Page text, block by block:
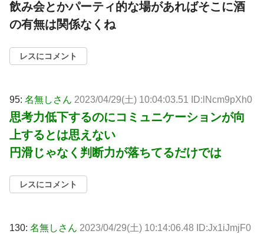
飲み会とかパーティ的な場があればそこに酒
の有無は関係なくね
レスにコメント
95: 名無しさん 2023/04/29(土) 10:04:03.51 ID:lNcm9pXh0
思考力低下するのにコミュニケーションが向
上するとは思えない
円滑じゃなく判断力が落ちてるだけでは
レスにコメント
130: 名無しさん 2023/04/29(土) 10:14:06.48 ID:Jx1iJmjF0